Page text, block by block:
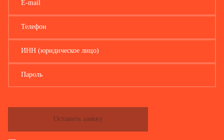
E-mail
Телефон
ИНН (юридическое лицо)
Пароль
Оставить заявку